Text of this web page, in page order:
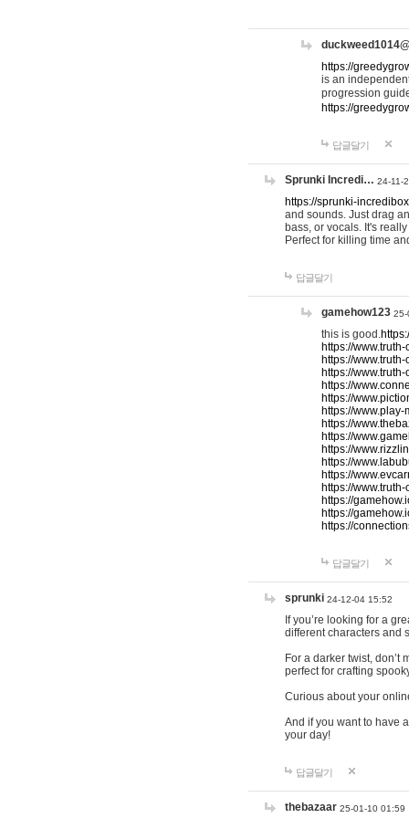
https://
is an
progression
https://
답글달기
Sprunki Incredi… 24-11-
https://sprunki-
and sounds. Just drag
bass, or vocals. It's
Perfect for killing time
답글달기
gamehow123 25-
this is good.
https://
https://
https://
https://
https://
https://
https://
https://
https://
https://
https://
https://
https://
https://
https://
답글달기
sprunki 24-12-04 15:52
If you’re looking for a
different characters and
For a darker twist, don’t
perfect for crafting
Curious about your
And if you want to have
your day!
답글달기
thebazaar 25-01-10 01:59